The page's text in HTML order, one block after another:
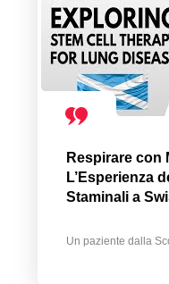
Respirare con
L’Esperienza
Staminali a
Un paziente dalla